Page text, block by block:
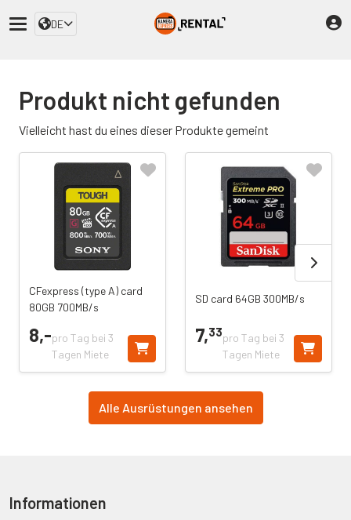
DE
Produkt nicht gefunden
Vielleicht hast du eines dieser Produkte gemeint
CFexpress (type A) card
80GB 700MB/s
8,-pro Tag bei 3
Tagen Miete
SD card 64GB 300MB/s
7,33pro Tag bei 3
Tagen Miete
Alle Ausrüstungen ansehen
Informationen